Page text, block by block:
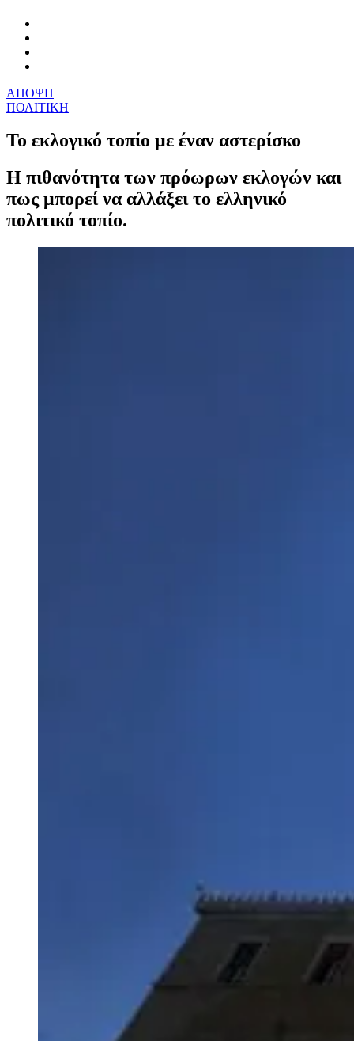
ΑΠΟΨΗ
ΠΟΛΙΤΙΚΗ
Το εκλογικό τοπίο με έναν αστερίσκο
Η πιθανότητα των πρόωρων εκλογών και
πως μπορεί να αλλάξει το ελληνικό
πολιτικό τοπίο.